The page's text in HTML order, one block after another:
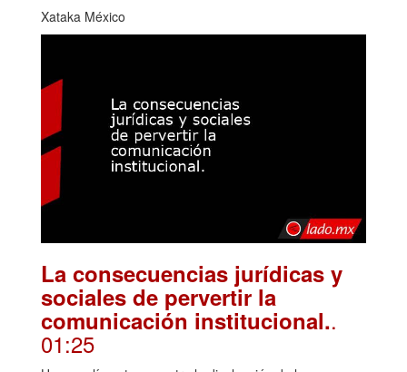
Xataka México
La consecuencias jurídicas y
sociales de pervertir la
comunicación institucional..
01:25